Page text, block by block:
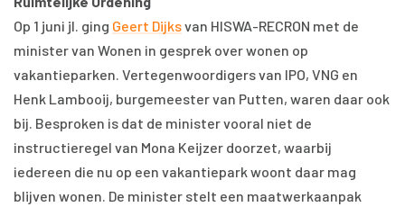
Op 1 juni jl. ging Geert Dijksvan HISWA-RECRON met de
minister van Wonen in gesprek over wonen op
vakantieparken. Vertegenwoordigers van IPO, VNG en
Henk Lambooij, burgemeester van Putten, waren daar ook
bij. Besproken is dat de minister vooral niet de
instructieregel van Mona Keijzer doorzet, waarbij
iedereen die nu op een vakantiepark woont daar mag
blijven wonen. De minister stelt een maatwerkaanpak